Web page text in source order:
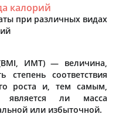
калорий
при различных видах
ИМТ) — величина,
степень соответствия
роста и, тем самым,
является ли масса
или избыточной.